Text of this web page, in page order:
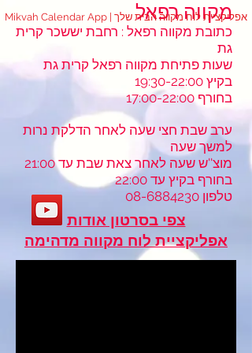
Mikvah Calendar App | אפליקציית לוח מקווה הבית שלך
צפי בסרטון אודות
אפליקציית לוח מקווה מדהימה
מקווה רפאל
כתובת מקווה רפאל : רחבת יששכר קרית
גת
שעות פתיחת מקווה רפאל קרית גת
בקיץ 19:30-22:00
בחורף 17:00-22:00
ערב שבת חצי שעה לאחר הדלקת נרות
למשך שעה
מוצ''ש שעה לאחר צאת שבת עד 21:00
בחורף בקיץ עד 22:00
טלפון 08-6884230